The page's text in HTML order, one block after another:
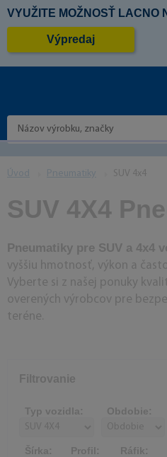
VYUŽITE MOŽNOSŤ LACNO
Výpredaj
Úvod Pneumatiky SUV 4x4
SUV 4X4
Pneumatiky pre SUV a 4x4
vyššiu hmotnosť, výkon a
Vyberte si z našej ponuky
overených výrobcov pre
teréne.
Filtrovanie
Typ vozidla: Obdobie:
Šírka: Profil: Ráfik: